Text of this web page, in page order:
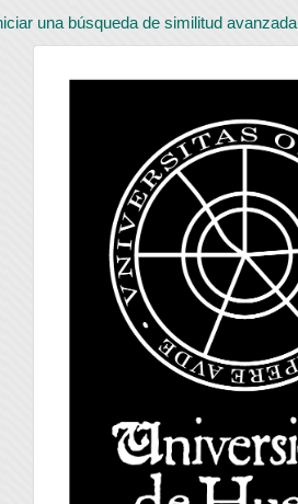
una búsqueda de similitud avanzada
universidad